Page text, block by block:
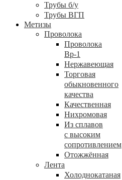
Трубы б/у
Трубы ВГП
Метизы
Проволока
Проволока
Вр-1
Нержавеющая
Торговая
обыкновенного
качества
Качественная
Нихромовая
Из сплавов
с высоким
сопротивлением
Отожжённая
Лента
Холоднокатаная